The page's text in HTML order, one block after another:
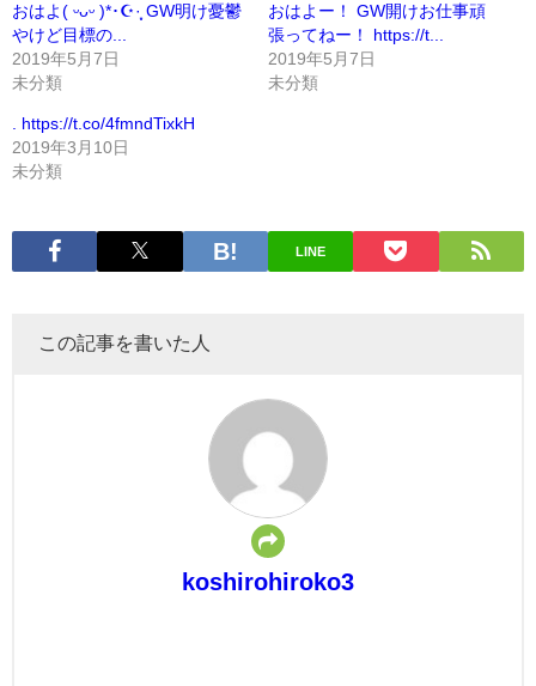
おはよ( ᵕᴗᵕ )*･☪︎·̩͙ GW明け憂鬱
やけど目標の...
2019年5月7日
未分類
おはよー！ GW開けお仕事頑
張ってねー！ https://t...
2019年5月7日
未分類
. https://t.co/4fmndTixkH
2019年3月10日
未分類
LINE
この記事を書いた人
koshirohiroko3